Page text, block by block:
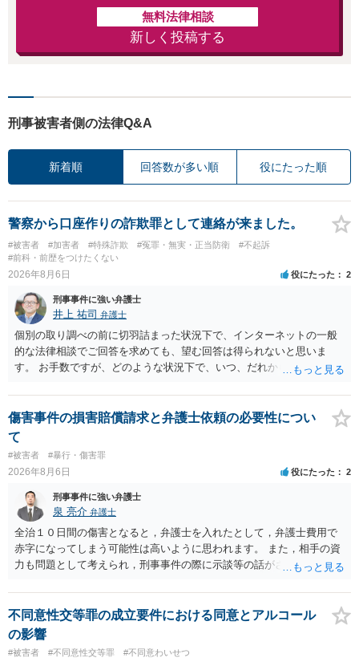
無料法律相談
新しく投稿する
刑事被害者側の法律Q&A
新着順 回答数が多い順 役にたった順
警察から口座作りの詐欺罪として連絡が来ました。
#被害者 #加害者 #特殊詐欺 #冤罪・無実・正当防衛
#不起訴
#前科・前歴をつけたくない
2026年8月6日 役にたった 2
刑事事件に強い弁護士
井上 祐司 弁護士
個別の取り調べの前に切羽詰まった状況下で、インターネットの一般
的な法律相談でご回答を求めても、望む回答は得られないと思いま
す。 お手数ですが、どのような状況下で、いつ、だれからどのような
の程度だと聞いているのかということについて、お近くで詳細な法律
相談を受けられたうえで対処方法を探された方がよいと思われます。
一般論でいえば、任意取り調べの場合、ＩＣレコーダーを持参して取
り調べ内容を録音することは必須だと考えます。
傷害事件の損害賠償請求と弁護士依頼の必要性につい
て
#被害者 #暴行・傷害罪
2026年8月6日 役にたった 2
刑事事件に強い弁護士
泉 亮介 弁護士
全治１０日間の傷害となると，弁護士を入れたとして，弁護士費用で
赤字になってしまう可能性は高いように思われます。 また，相手の資
力も問題として考えられ，刑事事件の際に示談等の話がされなかった
う。
不同意性交等罪の成立要件における同意とアルコール
の影響
#被害者 #不同意性交等罪 #不同意わいせつ